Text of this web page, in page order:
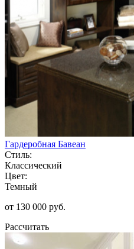
Гардеробная Бавеан
Стиль:
Классический
Цвет:
Темный
от 130 000 руб.
Рассчитать